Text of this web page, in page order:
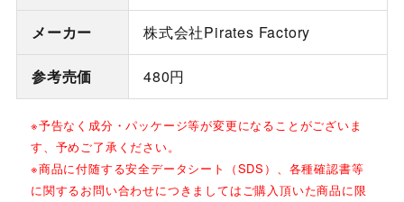
メーカー 株式会社Pirates Factory
参考売価 480円
※予告なく成分・パッケージ等が変更になることがございま
す、予めご了承ください。
※商品に付随する安全データシート（SDS）、各種確認書等
に関するお問い合わせにつきましてはご購入頂いた商品に限